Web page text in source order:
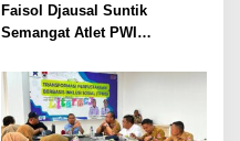
Faisol Djausal Suntik
Semangat Atlet PWI
Meja Porwanas Bidik Prestasi
Nasional